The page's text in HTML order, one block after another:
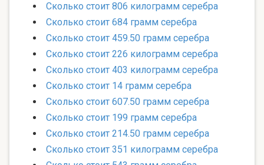
Сколько стоит 806 килограмм серебра
Сколько стоит 684 грамм серебра
Сколько стоит 459.50 грамм серебра
Сколько стоит 226 килограмм серебра
Сколько стоит 403 килограмм серебра
Сколько стоит 14 грамм серебра
Сколько стоит 607.50 грамм серебра
Сколько стоит 199 грамм серебра
Сколько стоит 214.50 грамм серебра
Сколько стоит 351 килограмм серебра